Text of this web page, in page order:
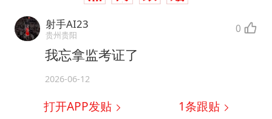
射手AI23
贵州贵阳 0
我忘拿监考证了
2026-06-12
打开APP发贴 1条跟贴